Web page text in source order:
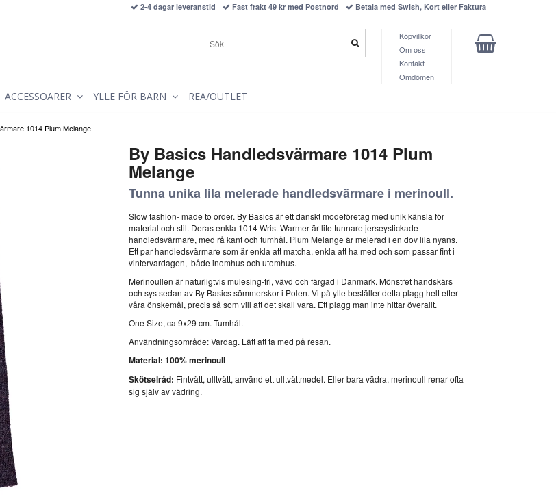
1014 Plum Melange
By Basics Handledsvärmare 1014 Plum
Melange
Tunna unika lila melerade handledsvärmare i merinoull.
Slow fashion- made to order. By Basics är ett danskt modeföretag med unik känsla för
material och stil. Deras enkla 1014 Wrist Warmer är lite tunnare jerseystickade
handledsvärmare, med rå kant och tumhål. Plum Melange är melerad i en dov lila nyans.
Ett par handledsvärmare som är enkla att matcha, enkla att ha med och som passar fint i
vintervardagen, både inomhus och utomhus.
Merinoullen är naturligtvis mulesing-fri, vävd och färgad i Danmark. Mönstret handskärs
och sys sedan av By Basics sömmerskor i Polen. Vi på ylle beställer detta plagg helt efter
våra önskemål, precis så som vill att det skall vara. Ett plagg man inte hittar överallt.
One Size, ca 9x29 cm. Tumhål.
Användningsområde: Vardag. Lätt att ta med på resan.
Material: 100% merinoull
Skötselråd: Fintvätt, ulltvätt, använd ett ulltvättmedel. Eller bara vädra, merinoull renar ofta
sig själv av vädring.
2-4 dagar leveranstid Fast frakt 49 kr med Postnord Betala med Swish, Kort eller Faktura
Köpvillkor
Om oss
Kontakt
Omdömen
ACCESSOARER YLLE FÖR BARN REA/OUTLET